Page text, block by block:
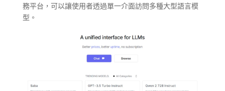
務平台，可以讓使用者透過單一介面訪問多種大型語言模
型。